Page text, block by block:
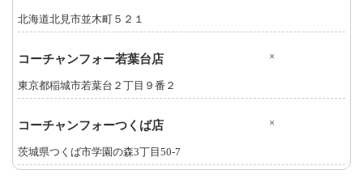
北海道北見市並木町５２１
コーチャンフォー若葉台店 ×
東京都稲城市若葉台２丁目９番２
コーチャンフォーつくば店 ×
茨城県つくば市学園の森3丁目50-7